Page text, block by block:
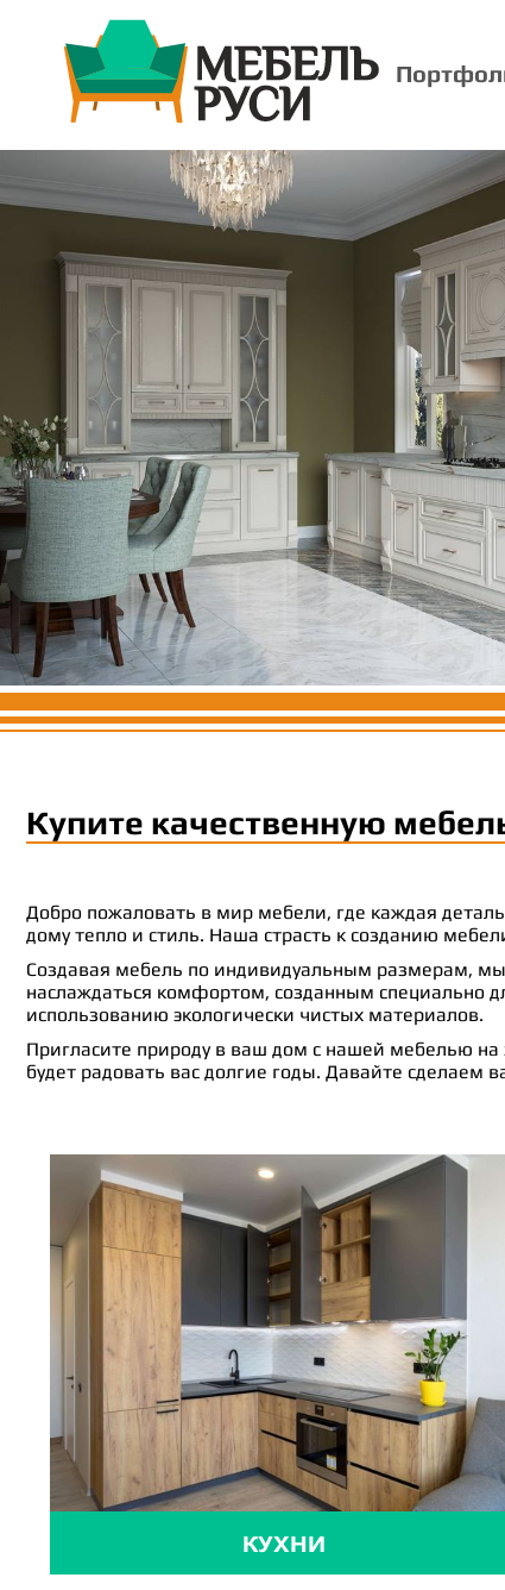
Купите качественную
Добро пожаловать в мир мебели, где каждая
дому тепло и стиль. Наша страсть к созданию
Создавая мебель по индивидуальным размерам,
наслаждаться комфортом, созданным специально
использованию экологически чистых материалов.
Пригласите природу в ваш дом с нашей мебелью на
будет радовать вас долгие годы. Давайте
КУХНИ